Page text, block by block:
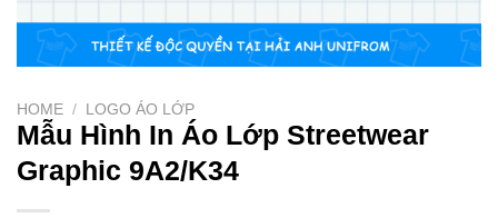
HOME / LOGO ÁO LỚP
Mẫu Hình In Áo Lớp Streetwear
Graphic 9A2/K34